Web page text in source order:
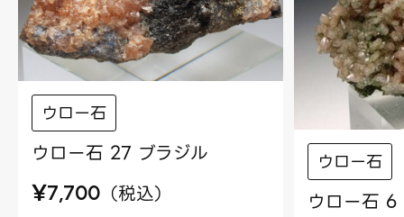
ウロー石
ウロー石 27 ブラジル
¥7,700 （税込）
ウロー石
ウロー石